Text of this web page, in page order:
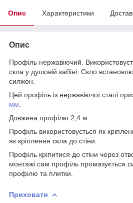
Опис Характеристики
Опис
Профіль нержавіючий.
скла у душовій кабіні. Скло
силікон.
Цей профіль із нержавіючої сталі
мм
Довжина профілю 2,4 м
Профіль використовується як
як кріплення скла до стіни.
Профіль кріпитися до стіни через
монтажі сам профіль промазується
профілю та плитки.
Приховати